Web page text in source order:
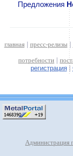
Предложения
главная| пресс-релизы |
потребности
регистрация|
Администрация